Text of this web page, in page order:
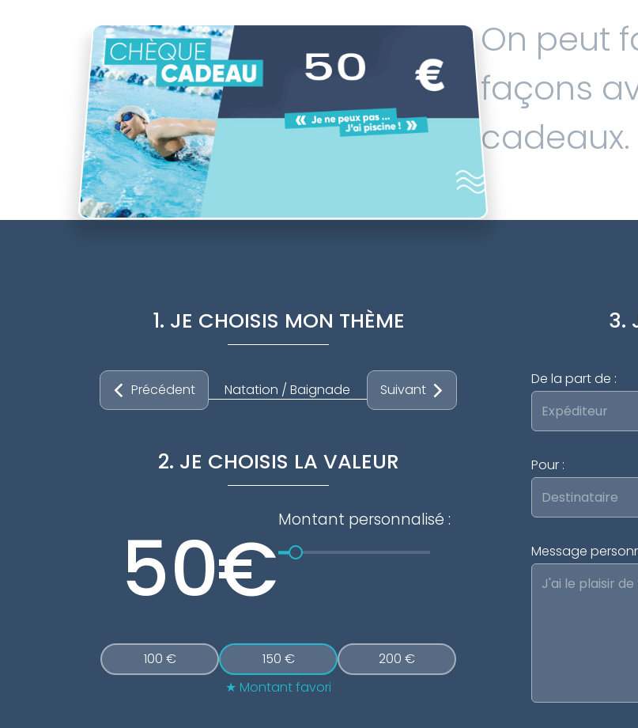
On peut
façons
cadeaux.
50
1. JE CHOISIS MON THÈME
Précédent Natation / Baignade Suivant
2. JE CHOISIS LA VALEUR
€Montant personnalisé :
100 €
150 €
Montant favori
200 €
3.
De la part de :
Pour :
Message